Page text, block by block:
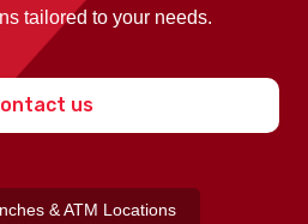
tailored to your needs.
us
& ATM Locations